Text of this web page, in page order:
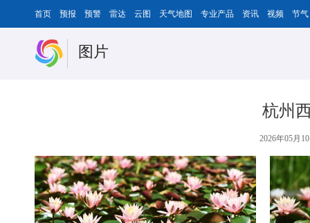
首页 预报 预警 雷达 云图 天气地图 专业产品 资讯 视频 节气
图片
杭州
2026年05月